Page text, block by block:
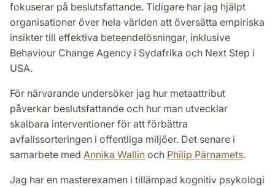
fokuserar på beslutsfattande. Tidigare har jag hjälpt
organisationer över hela världen att översätta empiriska
insikter till effektiva beteendelösningar, inklusive
Behaviour Change Agency i Sydafrika och Next Step i
USA.
För närvarande undersöker jag hur metaattribut
påverkar beslutsfattande och hur man utvecklar
skalbara interventioner för att förbättra
avfallssorteringen i offentliga miljöer. Det senare i
samarbete med Annika Wallin och Philip Pärnamets.
Jag har en masterexamen i tillämpad kognitiv psykologi